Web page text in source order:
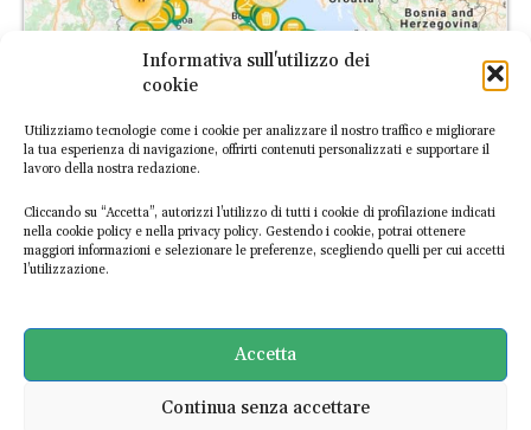
Informativa sull'utilizzo dei
cookie
Utilizziamo tecnologie come i cookie per analizzare il nostro traffico e migliorare
la tua esperienza di navigazione, offrirti contenuti personalizzati e supportare il
lavoro della nostra redazione.
Cliccando su “Accetta”, autorizzi l’utilizzo di tutti i cookie di profilazione indicati
nella cookie policy e nella privacy policy. Gestendo i cookie, potrai ottenere
maggiori informazioni e selezionare le preferenze, scegliendo quelli per cui accetti
l’utilizzazione.
Accetta
Continua senza accettare
digitale dedicata alle imprese italiane circolari. Scopri le
esperienze già mappate osegnalaci nuove realtà!